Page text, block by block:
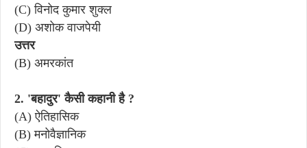
(C) विनोद कुमार शुक्ल
(D) अशोक वाजपेयी
उत्तर
(B) अमरकांत
2. 'बहादुर' कैसी कहानी है ?
(A) ऐतिहासिक
(B) मनोवैज्ञानिक